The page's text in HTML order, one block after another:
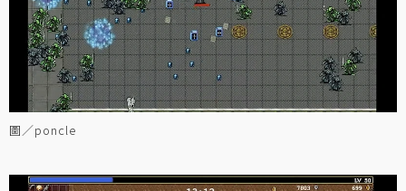
圖／poncle